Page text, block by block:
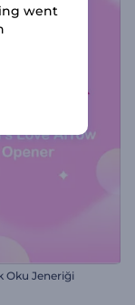
Oku Jeneriği
went